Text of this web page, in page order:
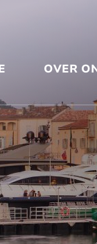
OVER